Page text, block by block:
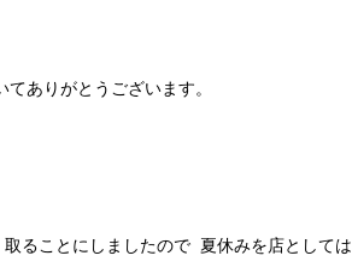
ありがとうございます。
ることにしましたので 夏休みを店としては